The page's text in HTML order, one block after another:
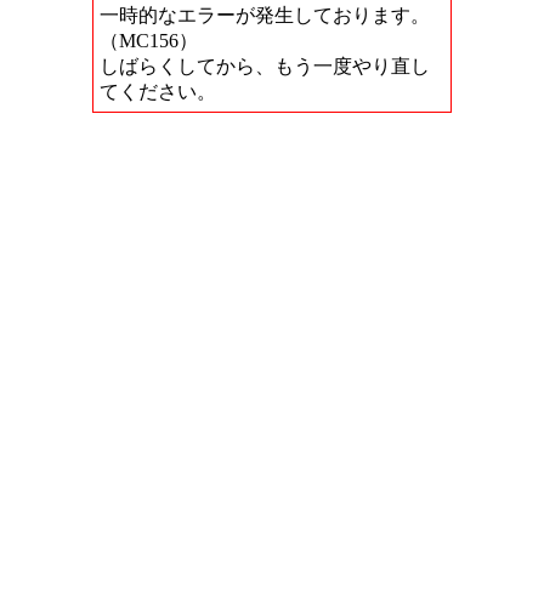
一時的なエラーが発生しております。
（MC156）
しばらくしてから、もう一度やり直し
てください。